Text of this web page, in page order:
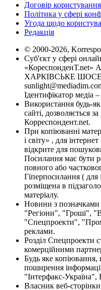
Договір
Політика у сфері
Угода щодо
Редакція
© 2000-2026,
Суб'єкт у сфері
«КореспонденТ.net»
ХАРКІВСЬКЕ ШОСЕ,
Ідентифікатор медіа
Використання будь-
сайті, дозволяється
Корреспондент.net.
При копіюванні
і світу» , для
відкрите для
Посилання має бути
повного або
Гіперпосилання (
розміщена в
матеріалу.
Новини з
"Регіони", "Гроші",
"Спецпроекти",
реклами.
Розділ Спецпроекти
комерційними
Будь яке копіювання,
поширення
"Інтерфакс-Україна",
Власник веб-